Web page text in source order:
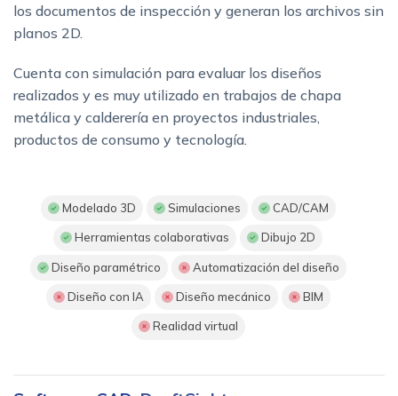
los documentos de inspección y generan los archivos sin
planos 2D.
Cuenta con simulación para evaluar los diseños
realizados y es muy utilizado en trabajos de chapa
metálica y calderería en proyectos industriales,
productos de consumo y tecnología.
Modelado 3D Simulaciones CAD/CAM
Herramientas colaborativas Dibujo 2D
Diseño paramétrico Automatización del diseño
Diseño con IA Diseño mecánico BIM
Realidad virtual